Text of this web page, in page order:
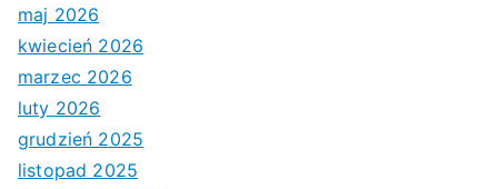
maj 2026
kwiecień 2026
marzec 2026
luty 2026
grudzień 2025
listopad 2025